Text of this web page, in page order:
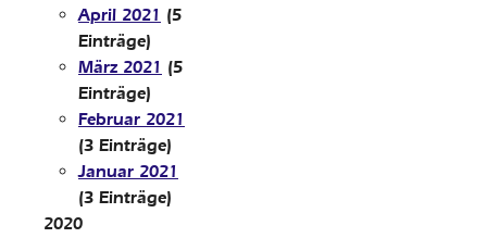
April 2021 (5
Einträge)
März 2021 (5
Einträge)
Februar 2021
(3 Einträge)
Januar 2021
(3 Einträge)
2020